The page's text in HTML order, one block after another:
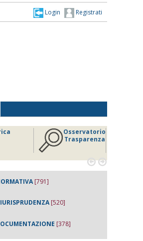
Registrati
Login
Osservatorio
Trasparenza
 
[791]
[520]
[378]